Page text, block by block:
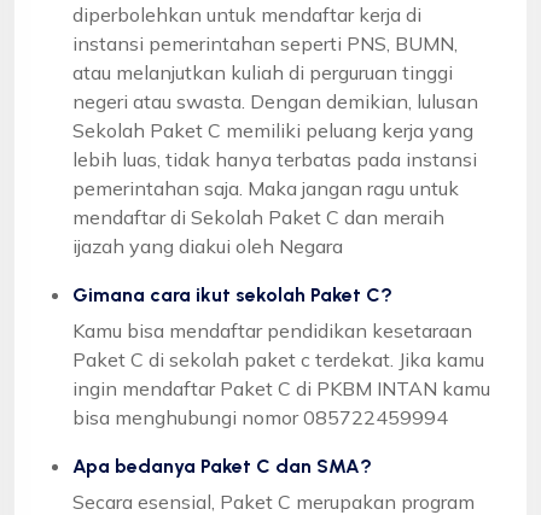
diperbolehkan untuk mendaftar kerja di
instansi pemerintahan seperti PNS, BUMN,
atau melanjutkan kuliah di perguruan tinggi
negeri atau swasta. Dengan demikian, lulusan
Sekolah Paket C memiliki peluang kerja yang
lebih luas, tidak hanya terbatas pada instansi
pemerintahan saja. Maka jangan ragu untuk
mendaftar di Sekolah Paket C dan meraih
ijazah yang diakui oleh Negara
Gimana cara ikut sekolah Paket C?
Kamu bisa mendaftar pendidikan kesetaraan
Paket C di sekolah paket c terdekat. Jika kamu
ingin mendaftar Paket C di PKBM INTAN kamu
bisa menghubungi nomor 085722459994
Apa bedanya Paket C dan SMA?
Secara esensial, Paket C merupakan program